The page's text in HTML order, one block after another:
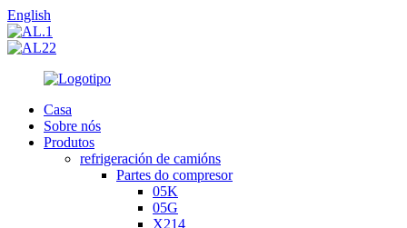
English
Casa
Sobre nós
Produtos
refrigeración de camións
Partes do compresor
05K
05G
X214